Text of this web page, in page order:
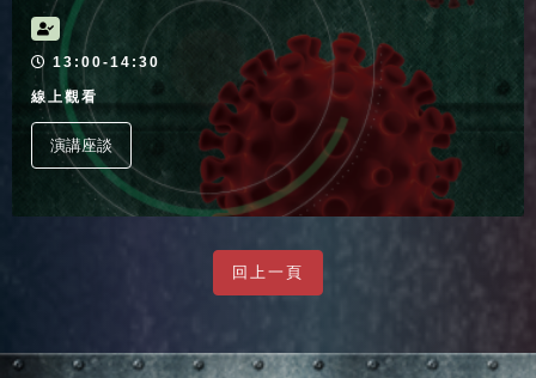
活動時間
13:00-14:30
線上觀看
演講座談
回上一頁